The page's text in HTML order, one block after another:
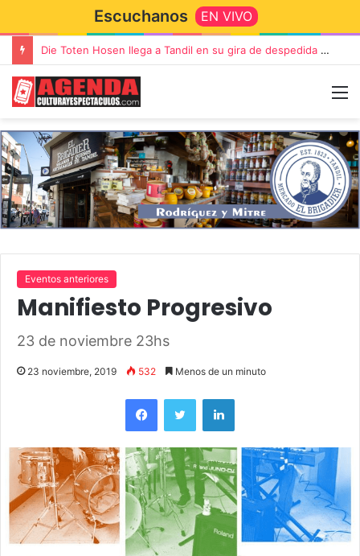
Escuchanos EN VIVO
Die Toten Hosen llega a Tandil en su gira de despedida «Fútbol, Asado, Vino y Adiós Amigos»
Eventos anteriores
Manifiesto Progresivo
23 de noviembre 23hs
23 noviembre, 2019 532 Menos de un minuto